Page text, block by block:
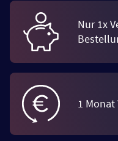
Nur 1x
1